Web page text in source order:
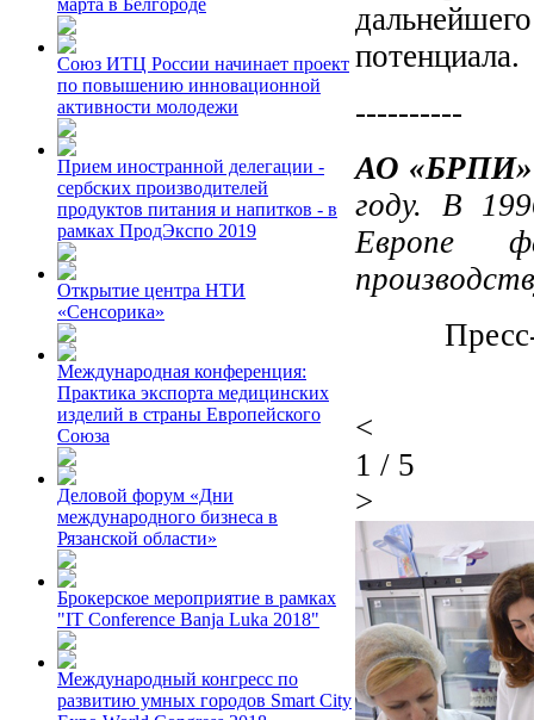
марта в Белгороде
Союз ИТЦ России начинает проект
по повышению инновационной
активности молодежи
Прием иностранной делегации -
сербских производителей
продуктов питания и напитков - в
рамках ПродЭкспо 2019
Открытие центра НТИ
«Сенсорика»
Международная конференция:
Практика экспорта медицинских
изделий в страны Европейского
Союза
Деловой форум «Дни
международного бизнеса в
Рязанской области»
Брокерское мероприятие в рамках
"IT Conference Banja Luka 2018"
Международный конгресс по
развитию умных городов Smart City
потенциала.
----------
АО «БРПИ»
году. В
Европе
<
1 / 5
>